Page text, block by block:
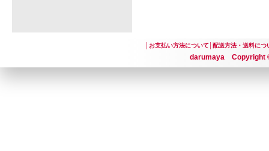
お支払い方法について│ 配送方法・送料につ
darumaya Copyright